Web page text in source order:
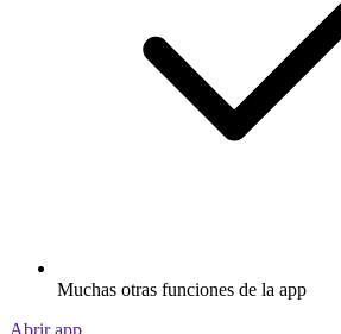
Muchas otras funciones de la app